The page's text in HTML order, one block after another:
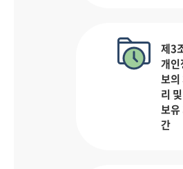
제3
개인
보의
리 및
보유
간